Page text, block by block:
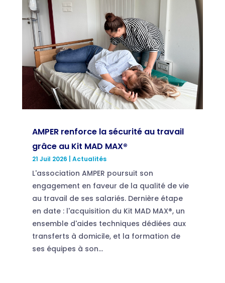
AMPER renforce la sécurité au travail
grâce au Kit MAD MAX®
21 Juil 2026 Actualités
L'association AMPER poursuit son
engagement en faveur de la qualité de vie
au travail de ses salariés. Dernière étape
en date : l'acquisition du Kit MAD MAX®, un
ensemble d'aides techniques dédiées aux
transferts à domicile, et la formation de
ses équipes à son...